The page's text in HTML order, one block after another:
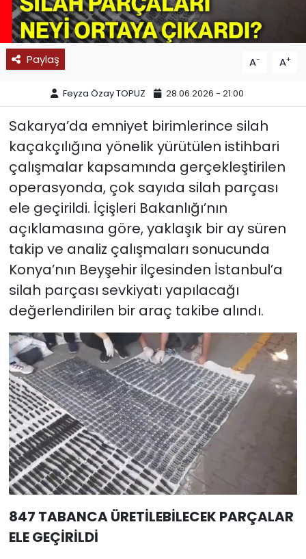
Paylaş A- A+
Feyza Özay TOPUZ 28.06.2026 - 21:00
Sakarya’da emniyet birimlerince silah
kaçakçılığına yönelik yürütülen istihbari
çalışmalar kapsamında gerçekleştirilen
operasyonda, çok sayıda silah parçası
ele geçirildi. İçişleri Bakanlığı’nın
açıklamasına göre, yaklaşık bir ay süren
takip ve analiz çalışmaları sonucunda
Konya’nın Beyşehir ilçesinden İstanbul’a
silah parçası sevkiyatı yapılacağı
değerlendirilen bir araç takibe alındı.
847 TABANCA ÜRETİLEBİLECEK PARÇALAR
ELE GEÇİRİLDİ